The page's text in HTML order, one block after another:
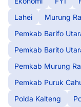
Lahei
Murung
Pemkab Barifo
Pemkab Barito
Pemkab Murung
Pemkab Puruk
Polda Kalteng